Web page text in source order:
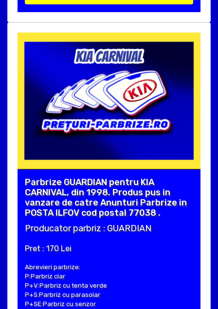
Parbrize GUARDIAN pentru KIA
CARNIVAL, din 1998. Produs pus in
vanzare de catre Anunturi Parbrize in
POSTA ILFOV cod postal 77038 .
Producator parbriz : GUARDIAN
Pret : 170 Lei
Abrevieri parbrize:
P:Parbriz clar
P+V:Parbriz cu tenta verde
P+S:Parbriz cu parasolar
P+SE:Parbriz cu senzor